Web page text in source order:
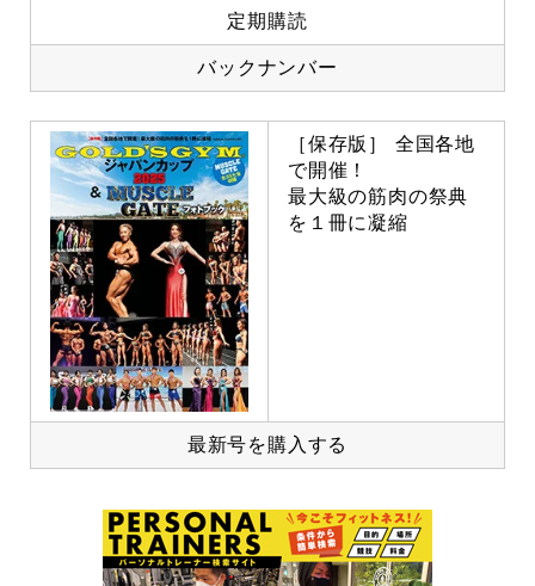
定期購読
バックナンバー
［保存版］ 全国各地
で開催！
最大級の筋肉の祭典
を１冊に凝縮
最新号を購入する